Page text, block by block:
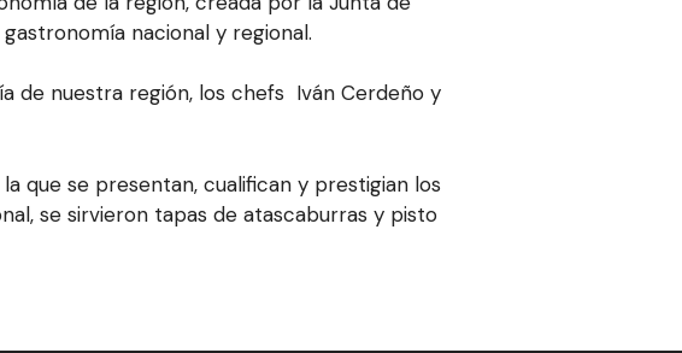
nacional y regional.
de nuestra región, los chefs Iván Cerdeño y
que se presentan, cualifican y prestigian los
se sirvieron tapas de atascaburras y pisto